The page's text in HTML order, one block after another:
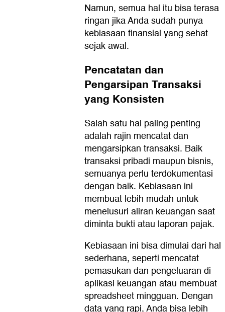
Namun, semua hal itu bisa terasa
ringan jika Anda sudah punya
kebiasaan finansial yang sehat
sejak awal.
Pencatatan dan
Pengarsipan Transaksi
yang Konsisten
Salah satu hal paling penting
adalah rajin mencatat dan
mengarsipkan transaksi. Baik
transaksi pribadi maupun bisnis,
semuanya perlu terdokumentasi
dengan baik. Kebiasaan ini
membuat lebih mudah untuk
menelusuri aliran keuangan saat
diminta bukti atau laporan pajak.
Kebiasaan ini bisa dimulai dari hal
sederhana, seperti mencatat
pemasukan dan pengeluaran di
aplikasi keuangan atau membuat
spreadsheet mingguan. Dengan
data yang rapi, Anda bisa lebih